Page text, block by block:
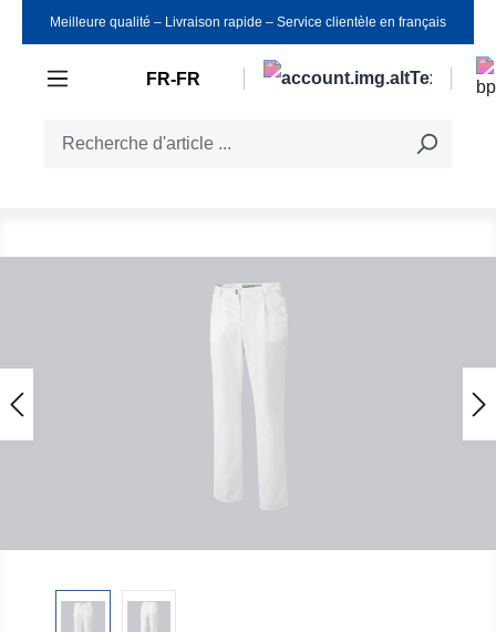
Passer au contenu principal
Meilleure qualité ‒ Livraison rapide ‒ Service clientèle en français
FR-FR